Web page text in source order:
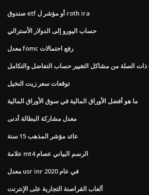
صندوق etf أو مؤشر ل roth ira
حساب اليورو إلى الدولار الأسترالي
معدل fomc رفع احتمالات
ذات الصلة من مشاكل التغيير حساب التفاضل والتكامل
توقعات سعر زيت النخيل
ما هو أفضل الأوراق المالية في سوق الأوراق المالية
معدل مشاركة البطالة أدنى
عائد مؤشر المذهب 15 سنة
علامة mt4 الرسم البياني عصام
معدل usr inr في عام 2020
ألعاب القراصنة التجارية على الإنترنت